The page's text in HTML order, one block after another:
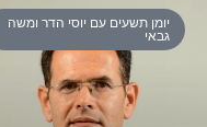
יומן תשעים עם יוסי הדר ומשה
גבאי